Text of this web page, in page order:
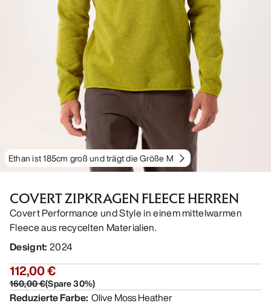
Ethan ist 185cm groß und trägt die Größe M
COVERT ZIPKRAGEN FLEECE HERREN
Covert Performance und Style in einem mittelwarmen
Fleece aus recycelten Materialien.
Designt: 2024
112,00 €
160,00 €(Spare30%)
Reduzierte Farbe: Olive Moss Heather